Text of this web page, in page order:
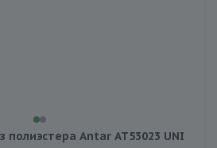
полиэстера Antar АТ53023 UNI